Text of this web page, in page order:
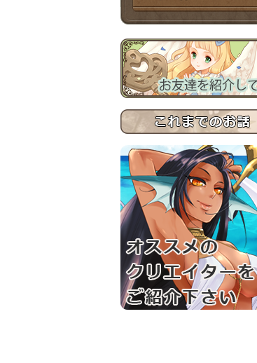
お問い合わせ